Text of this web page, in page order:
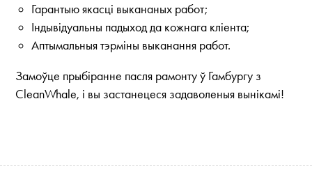
Гарантыю якасці выкананых работ;
Індывідуальны падыход да кожнага кліента;
Аптымальныя тэрміны выканання работ.
Замоўце прыбіранне пасля рамонту ў Гамбургу з
CleanWhale, і вы застанецеся задаволеныя вынікамі!